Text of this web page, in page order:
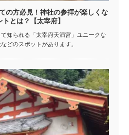
の方必見！神社の参拝が楽しくな
とは？【太宰府】
知られる「太宰府天満宮」ユニークな
どのスポットがあります。